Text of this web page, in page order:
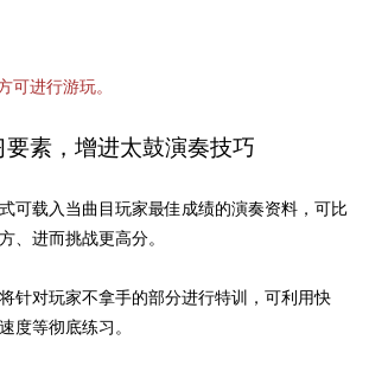
可进行游玩。
素，增进太鼓演奏技巧
可载入当曲目玩家最佳成绩的演奏资料，可比
、进而挑战更高分。
针对玩家不拿手的部分进行特训，可利用快
度等彻底练习。